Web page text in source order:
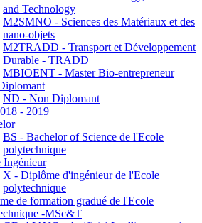
and Technology
M2SMNO - Sciences des Matériaux et des
nano-objets
M2TRADD - Transport et Développement
Durable - TRADD
MBIOENT - Master Bio-entrepreneur
ND - Non Diplomant
- 2019
BS - Bachelor of Science de l'Ecole
polytechnique
Ingénieur
X - Diplôme d'ingénieur de l'Ecole
polytechnique
de formation gradué de l'Ecole
-MSc&T